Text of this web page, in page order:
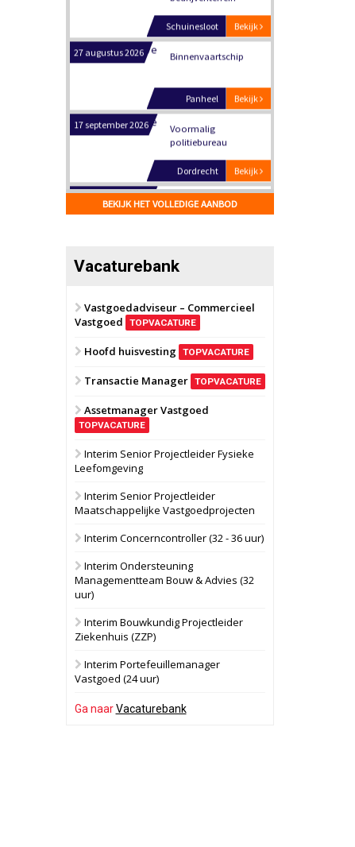
Bekijk
Panheel
17 september 2026
Voormalig
Bekijk
Dordrecht
17 september 2026
Voormalig
politiebureau
Bekijk
Hilversum
17 september 2026
Voormalig
Zwanenburg
6 oktober 2026 Transformatieobject
22 september 2026
28 september 2026
Grootschalig
bedrijventerrein
Bekijk
Schuinesloot
27 augustus 2026 Binnenvaartschip
17 september 2026
17 september 2026
Voormalig
BEKIJK HET VOLLEDIGE AANBOD
Vacaturebank
Vastgoedadviseur – Commercieel
Vastgoed
TOPVACATURE
Hoofd huisvesting TOPVACATURE
Transactie Manager TOPVACATURE
Assetmanager Vastgoed
TOPVACATURE
Interim Senior Projectleider Fysieke
Leefomgeving
Interim Senior Projectleider
Maatschappelijke Vastgoedprojecten
Interim Concerncontroller (32 - 36 uur)
Interim Ondersteuning
Managementteam Bouw & Advies (32
uur)
Interim Bouwkundig Projectleider
Ziekenhuis (ZZP)
Interim Portefeuillemanager
Vastgoed (24 uur)
Ga naarVacaturebank